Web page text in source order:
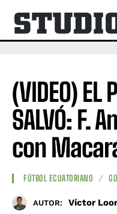
(VIDEO) EL
SALVÓ: F.
con
FÚTBOL ECUATORIANO
AUTOR: Víctor